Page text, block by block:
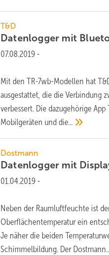
T&D
Datenlogger mit
07.08.2019 -
Mit den TR-7wb-Modellen hat
ausgestattet, die die Verbindung
verbessert. Die dazugehörige
Mobilgeräten unddie...
Dostmann
Datenlogger mit
01.04.2019 -
Neben der Raumluftfeuchte ist
Oberflächentemperatur ein
Je näher die beiden
Schimmelbildung. Der